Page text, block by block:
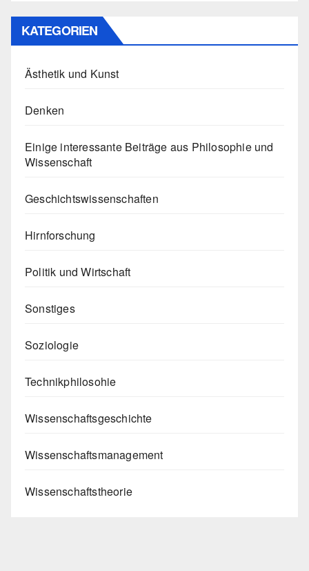
KATEGORIEN
Ästhetik und Kunst
Denken
Einige interessante Beiträge aus Philosophie und
Wissenschaft
Geschichtswissenschaften
Hirnforschung
Politik und Wirtschaft
Sonstiges
Soziologie
Technikphilosohie
Wissenschaftsgeschichte
Wissenschaftsmanagement
Wissenschaftstheorie